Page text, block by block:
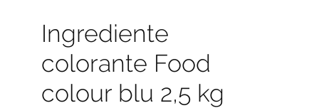
Ingrediente
colorante Food
colour blu 2,5 kg